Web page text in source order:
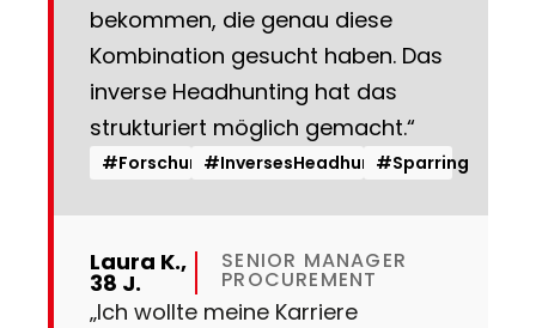
bekommen, die genau diese
Kombination gesucht haben. Das
inverse Headhunting hat das
strukturiert möglich gemacht.“
#Forschung#InversesHeadhunting#Sparring
Laura K.,
38 J.
SENIOR MANAGER
PROCUREMENT
„Ich wollte meine Karriere